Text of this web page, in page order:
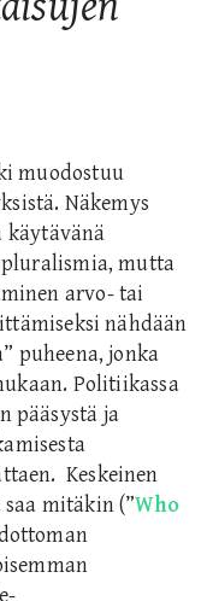
muodostuu
Näkemys
käytävänä
mutta
arvo- tai
nähdään
puheena, jonka
Politiikassa
pääsystä ja
Keskeinen
mitäkin (”Who